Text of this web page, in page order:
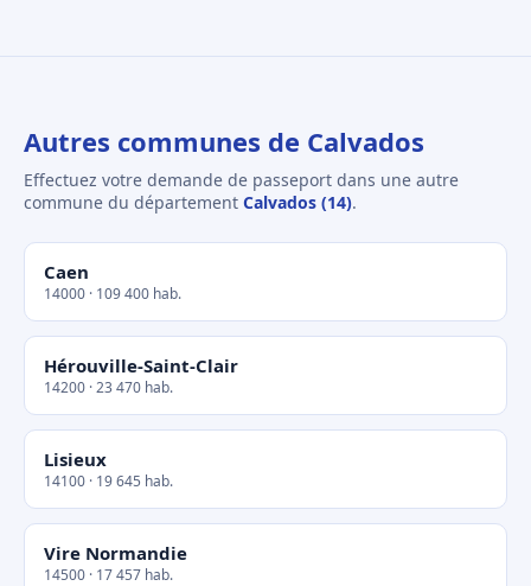
Autres communes de Calvados
Effectuez votre demande de passeport dans une autre
commune du département Calvados (14).
Caen
14000 · 109 400 hab.
Hérouville-Saint-Clair
14200 · 23 470 hab.
Lisieux
14100 · 19 645 hab.
Vire Normandie
14500 · 17 457 hab.